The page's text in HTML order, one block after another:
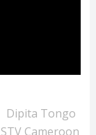
Dipita Tongo
STV Cameroon